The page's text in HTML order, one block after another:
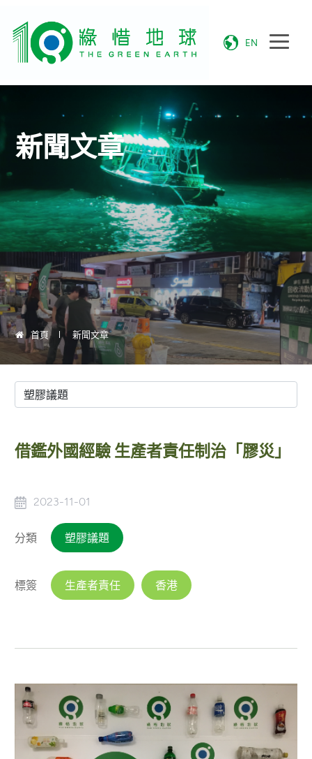
EN
新聞文章
首頁 新聞文章
借鑑外國經驗 生產者責任制治「膠災」
2023-11-01
分類 塑膠議題
標簽 生產者責任 香港